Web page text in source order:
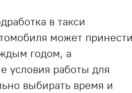
в такси
может принести
годом, а
условия работы для
выбирать время и